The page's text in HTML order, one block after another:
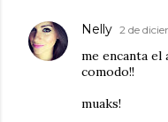
Nelly 2 de
me encanta
comodo!!
muaks!